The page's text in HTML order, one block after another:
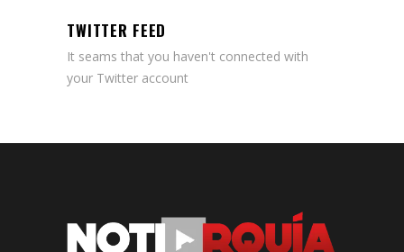
TWITTER FEED
It seams that you haven't connected with
your Twitter account